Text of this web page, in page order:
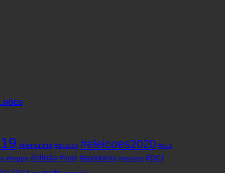
#denuncia #doacao #eleicoes2020 #eua
#mppe #olinda #oms #pandemia #paulista #pcr